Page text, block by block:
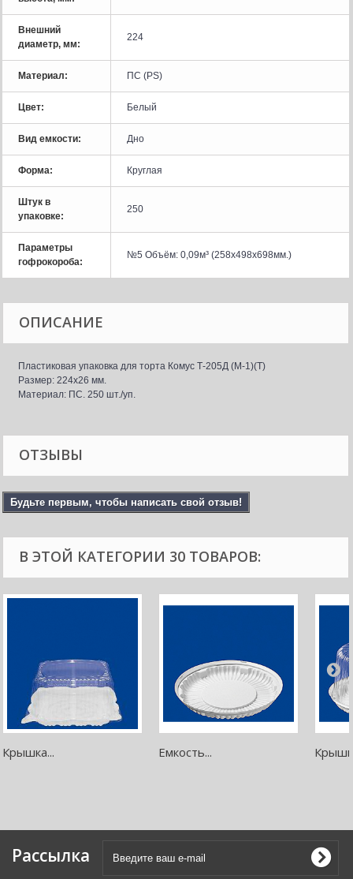
Внешний
диаметр, мм:
224
Материал: ПС (PS)
Цвет: Белый
Вид емкости: Дно
Форма: Круглая
Штук в
упаковке:
250
Параметры
гофрокороба:
№5 Объём: 0,09м³ (258x498x698мм.)
ОПИСАНИЕ
Пластиковая упаковка для торта Комус Т-205Д (М-1)(Т)
Размер: 224x26 мм.
Материал: ПС. 250 шт./уп.
ОТЗЫВЫ
Будьте первым, чтобы написать свой отзыв!
В ЭТОЙ КАТЕГОРИИ 30 ТОВАРОВ:
Крышка... Емкость...
Рассылка